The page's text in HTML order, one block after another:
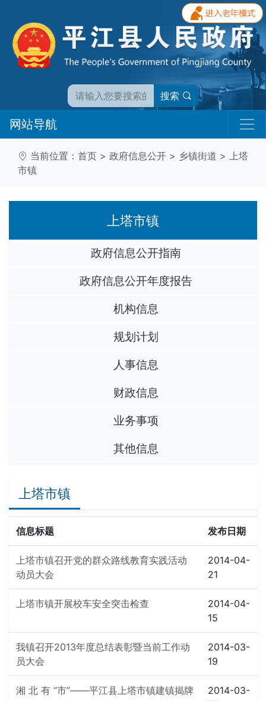
搜索
网站导航
当前位置： 首页 > 政府信息公开 > 乡镇街道 > 上塔
市镇
上塔市镇
政府信息公开指南
政府信息公开年度报告
机构信息
规划计划
人事信息
财政信息
业务事项
其他信息
上塔市镇
信息标题 发布日期
上塔市镇召开党的群众路线教育实践活动
动员大会
2014-04-
21
上塔市镇开展校车安全突击检查
2014-04-
15
我镇召开2013年度总结表彰暨当前工作动
员大会
2014-03-
19
湘 北 有 “市”——平江县上塔市镇建镇揭牌
2014-03-